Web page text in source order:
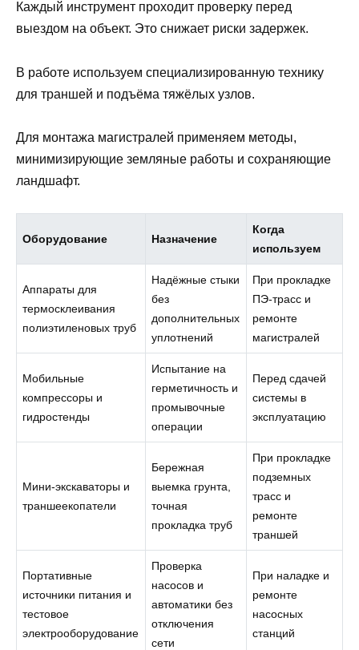
Каждый инструмент проходит проверку перед
выездом на объект. Это снижает риски задержек.
В работе используем специализированную технику
для траншей и подъёма тяжёлых узлов.
Для монтажа магистралей применяем методы,
минимизирующие земляные работы и сохраняющие
ландшафт.
Оборудование Назначение
Когда
используем
Аппараты для
термосклеивания
полиэтиленовых труб
Надёжные стыки
без
дополнительных
уплотнений
При прокладке
ПЭ-трасс и
ремонте
магистралей
Мобильные
компрессоры и
гидростенды
Испытание на
герметичность и
промывочные
операции
Перед сдачей
системы в
эксплуатацию
Мини-экскаваторы и
траншеекопатели
Бережная
выемка грунта,
точная
прокладка труб
При прокладке
подземных
трасс и
ремонте
траншей
Портативные
источники питания и
тестовое
электрооборудование
Проверка
насосов и
автоматики без
отключения
сети
При наладке и
ремонте
насосных
станций